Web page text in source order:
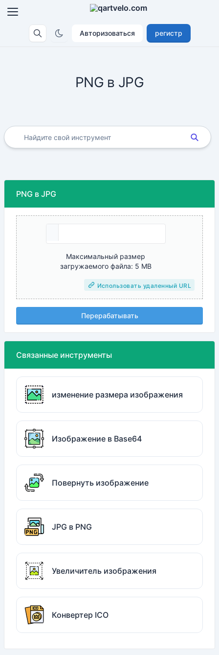
Авторизоваться регистр
PNG в JPG
PNG в JPG
Максимальный размер
загружаемого файла: 5 MB
Использовать удаленный URL
Перерабатывать
Связанные инструменты
изменение размера изображения
Изображение в Base64
Повернуть изображение
JPG в PNG
Увеличитель изображения
Конвертер ICO